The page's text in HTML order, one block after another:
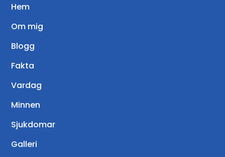
Hem
Om mig
Blogg
Fakta
Vardag
Minnen
Sjukdomar
Galleri